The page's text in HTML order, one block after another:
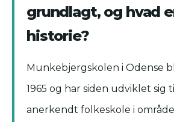
grundlagt, og hvad
historie?
Munkebjergskolen i Odense
1965 og har siden udviklet sig
anerkendt folkeskole i